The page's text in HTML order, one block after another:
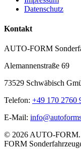
Datenschutz
Kontakt
AUTO-FORM
Alemannenstraße 69
73529 Schwäbisch
Telefon: +49 170 2760
E-Mail:
© 2026 AUTO-FORM.
FORM